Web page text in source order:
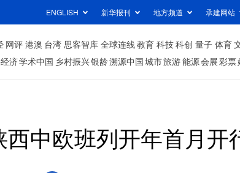
ENGLISH 新华报刊 地方频道 承建网站
网评 港澳 台湾 思客智库 全球连线教育 科技科创 量子 体育
济学术中国 乡村振兴银龄溯源中国城市旅游能源会展彩票
中欧班列开年首月开